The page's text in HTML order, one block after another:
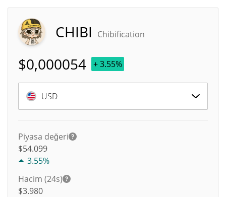
CHIBI Chibification
$0,000054 + 3.55%
USD
Piyasa değeri
$54.099
3.55%
Hacim (24s)
$3.980